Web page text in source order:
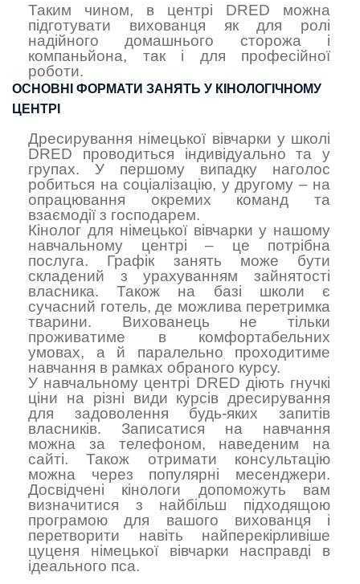
Таким чином, в центрі DRED можна
підготувати вихованця як для ролі
надійного домашнього сторожа і
компаньйона, так і для професійної
роботи.
ОСНОВНІ ФОРМАТИ ЗАНЯТЬ У КІНОЛОГІЧНОМУ
ЦЕНТРІ
Дресирування німецької вівчарки у школі
DRED проводиться індивідуально та у
групах. У першому випадку наголос
робиться на соціалізацію, у другому – на
опрацювання окремих команд та
взаємодії з господарем.
Кінолог для німецької вівчарки у нашому
навчальному центрі – це потрібна
послуга. Графік занять може бути
складений з урахуванням зайнятості
власника. Також на базі школи є
сучасний готель, де можлива перетримка
тварини. Вихованець не тільки
проживатиме в комфортабельних
умовах, а й паралельно проходитиме
навчання в рамках обраного курсу.
У навчальному центрі DRED діють гнучкі
ціни на різні види курсів дресирування
для задоволення будь-яких запитів
власників. Записатися на навчання
можна за телефоном, наведеним на
сайті. Також отримати консультацію
можна через популярні месенджери.
Досвідчені кінологи допоможуть вам
визначитися з найбільш підходящою
програмою для вашого вихованця і
перетворити навіть найперекірливіше
цуценя німецької вівчарки насправді в
ідеального пса.